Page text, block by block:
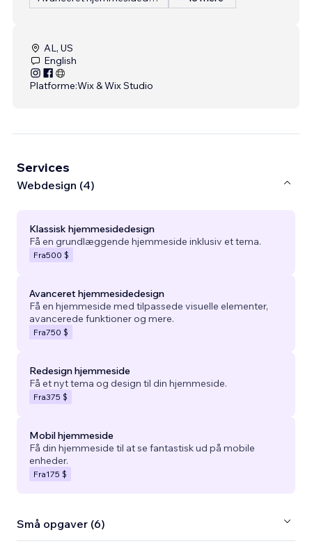
AL, US
English
Platforme:Wix & Wix Studio
Services
Webdesign (4)
Klassisk hjemmesidedesign
Få en grundlæggende hjemmeside inklusiv et tema.
Fra500 $
Avanceret hjemmesidedesign
Få en hjemmeside med tilpassede visuelle elementer,
avancerede funktioner og mere.
Fra750 $
Redesign hjemmeside
Få et nyt tema og design til din hjemmeside.
Fra375 $
Mobil hjemmeside
Få din hjemmeside til at se fantastisk ud på mobile
enheder.
Fra175 $
Små opgaver (6)